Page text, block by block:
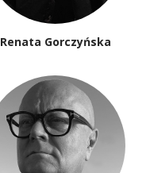
Renata Gorczyńska